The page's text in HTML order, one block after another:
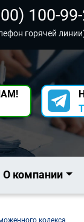
100-99-
горячей
О компании
кодекса